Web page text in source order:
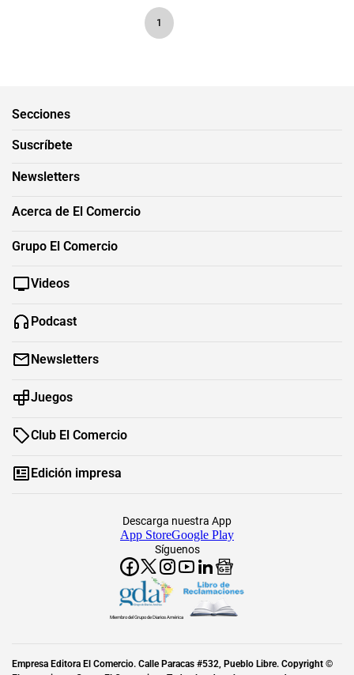
1
Secciones
Suscríbete
Newsletters
Acerca de El Comercio
Grupo El Comercio
Videos
Podcast
Newsletters
Juegos
Club El Comercio
Edición impresa
Síguenos
Descarga nuestra App
App StoreGoogle Play
Miembro del Grupo de Diarios América
Empresa Editora El Comercio. Calle Paracas #532, Pueblo Libre. Copyright ©